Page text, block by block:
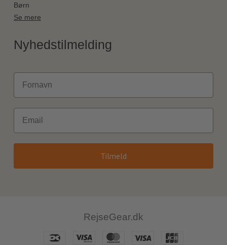
Børn
Se mere
Nyhedstilmelding
Fornavn
Email
Tilmeld
RejseGear.dk